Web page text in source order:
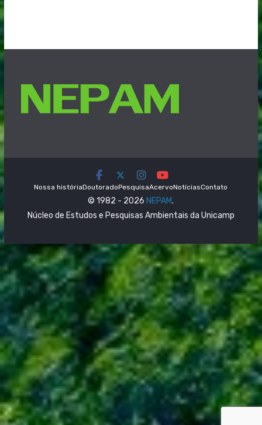
Nossa históriaDoutoradoPesquisaAcervoNotíciasContato
© 1982 - 2026NEPAM.
Núcleo de Estudos e Pesquisas Ambientais da Unicamp